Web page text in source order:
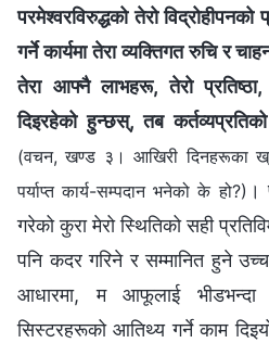
परमेश्‍वरविरुद्धको तेरो
गर्ने कार्यमा तेरा व्यक्तिगत रुचि र
तेरा आफ्‍नै लाभहरू, तेरो प्रतिष्ठा,
दिइरहेको हुन्छस्, तब
(वचन, खण्ड ३। आखिरी दिनहरूका
पर्याप्त कार्य-सम्पदान भनेको के हो?) ।
गरेको कुरा मेरो स्थितिको सही
पनि कदर गरिने र सम्मानित हुने
आधारमा, म आफूलाई
सिस्टरहरूको आतिथ्य गर्ने काम